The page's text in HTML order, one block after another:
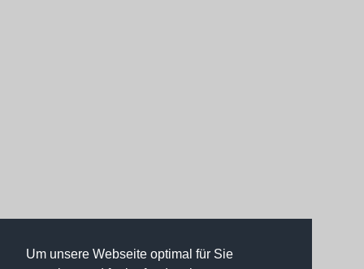
Um unsere Webseite optimal für Sie